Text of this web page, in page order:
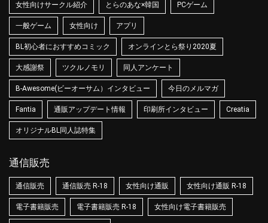
女性向けサークル紹介 とらのあな×韓国 PCゲーム
一般ゲーム 女性向け アプリ
BL初心者におすすめコミック オンラインとら祭り2020夏
大感謝祭 ツクルノモリ 同人アンケート
B-Awesome(ビーオーサム）インタビュー 今日のメルマガ
Fantia 通販アップデート情報 印刷所インタビュー Creatia
オリジナルBL同人誌特集
通信販売
通信販売 通信販売 R-18 女性向け通販 女性向け通販 R-18
電子書籍販売 電子書籍販売 R-18 女性向け電子書籍販売